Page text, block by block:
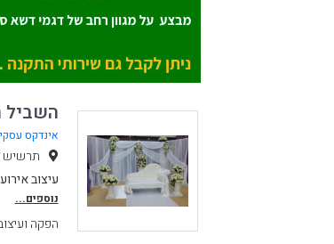
השביל
אינדקס
תרשיש 7, ערד , ערד
עיצוב
נוספים...
הפקה